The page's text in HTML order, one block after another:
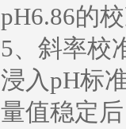
pH6.86的
5、斜率校
浸入pH标
量值稳定